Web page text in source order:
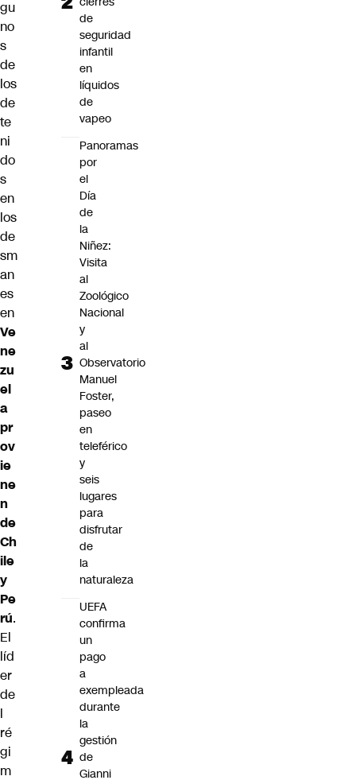
gu
no
s
de
los
de
te
ni
do
s
en
los
de
sm
an
es
en
Ve
ne
zu
el
a
pr
ov
ie
ne
n
de
Ch
ile
y
Pe
rú.
El
líd
er
de
l
ré
gi
m
de
seguridad
infantil
en
líquidos
de
vapeo
Panoramas
por
el
Día
de
la
Niñez:
Visita
al
Zoológico
Nacional
y
al
Observatorio
Manuel
Foster,
paseo
en
teleférico
y
seis
lugares
para
disfrutar
de
la
naturaleza
UEFA
confirma
un
pago
a
exempleada
durante
la
gestión
de
Gianni